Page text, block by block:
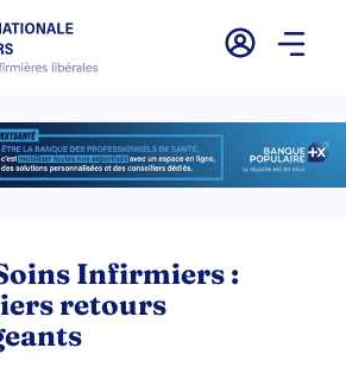
Infirmiers :
retours